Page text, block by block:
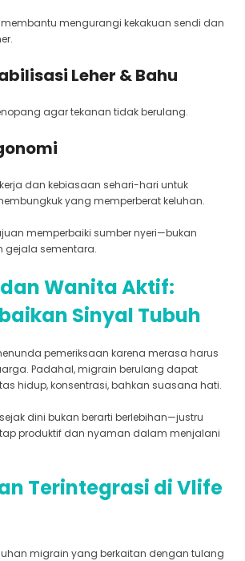
membantu mengurangi kekakuan sendi dan
Leher & Bahu
agar tekanan tidak berulang.
dan kebiasaan sehari-hari untuk
yang memperberat keluhan.
memperbaiki sumber nyeri—bukan
gejala sementara.
Wanita Aktif:
Sinyal Tubuh
pemeriksaan karena merasa harus
Padahal, migrain berulang dapat
hidup, konsentrasi, bahkan suasana hati.
dini bukan berarti berlebihan—justru
produktif dan nyaman dalam menjalani
Terintegrasi di Vlife
migrain yang berkaitan dengan tulang